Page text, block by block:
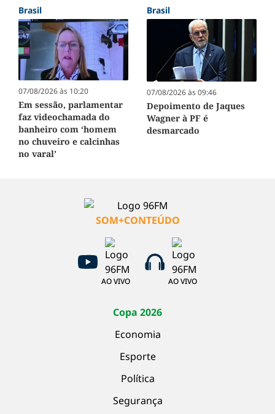
Brasil
07/08/2026 às 10:20
Em sessão, parlamentar
faz videochamada do
banheiro com ‘homem
no chuveiro e calcinhas
no varal’
Brasil
07/08/2026 às 09:46
Depoimento de Jaques
Wagner à PF é
desmarcado
SOM+CONTEÚDO
AO VIVO AO VIVO
Copa 2026
Economia
Esporte
Política
Segurança